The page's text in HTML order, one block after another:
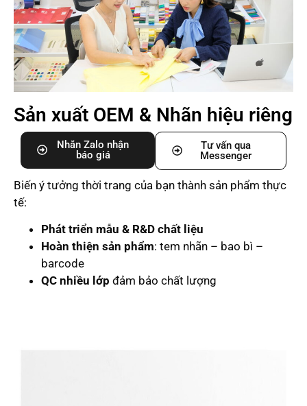
Sản xuất OEM & Nhãn hiệu riêng
Nhắn Zalo nhận
báo giá
Tư vấn qua
Messenger
Biến ý tưởng thời trang của bạn thành sản phẩm thực
tế:
Phát triển mẫu & R&D chất liệu
Hoàn thiện sản phẩm: tem nhãn – bao bì –
barcode
QC nhiều lớp đảm bảo chất lượng